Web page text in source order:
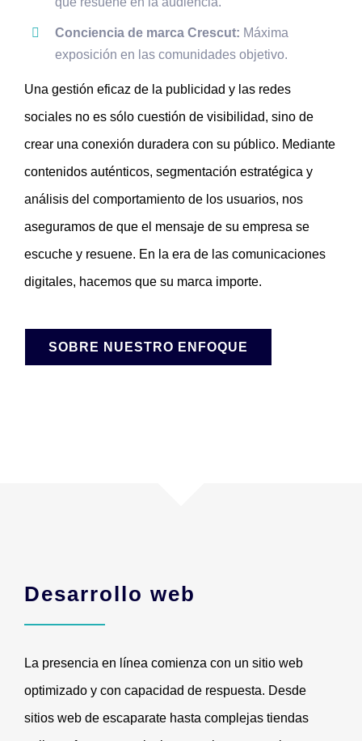
Conciencia de marca Crescut: Máxima
exposición en las comunidades objetivo.
Una gestión eficaz de la publicidad y las redes
sociales no es sólo cuestión de visibilidad, sino de
crear una conexión duradera con su público. Mediante
contenidos auténticos, segmentación estratégica y
análisis del comportamiento de los usuarios, nos
aseguramos de que el mensaje de su empresa se
escuche y resuene. En la era de las comunicaciones
digitales, hacemos que su marca importe.
SOBRE NUESTRO ENFOQUE
Desarrollo web
La presencia en línea comienza con un sitio web
optimizado y con capacidad de respuesta. Desde
sitios web de escaparate hasta complejas tiendas